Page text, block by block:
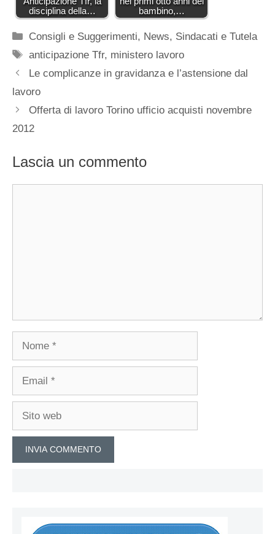
disciplina della…
bambino,…
Categorie
Consigli e Suggerimenti, News, Sindacati e Tutela
Tag
anticipazione Tfr, ministero lavoro
Le complicanze in gravidanza e l’astensione dal
lavoro
Offerta di lavoro Torino ufficio acquisti novembre
2012
Lascia un commento
Nome
Email
Sito